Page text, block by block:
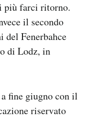
più farci ritorno.
il secondo
Fenerbahce
di Lodz, in
fine giugno con il
riservato